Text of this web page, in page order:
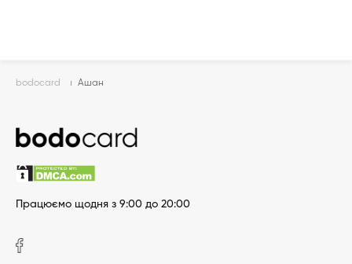
bodocard Ашан
Працюємо щодня з 9:00 до 20:00